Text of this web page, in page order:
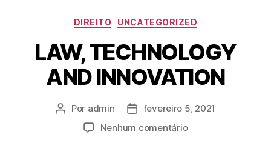
DIREITO UNCATEGORIZED
LAW, TECHNOLOGY
AND INNOVATION
Por admin
fevereiro 5, 2021
Nenhum comentário